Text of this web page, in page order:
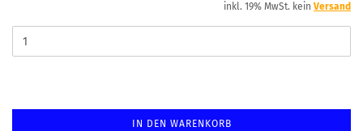
inkl. 19% MwSt. kein Versand
IN DEN WARENKORB